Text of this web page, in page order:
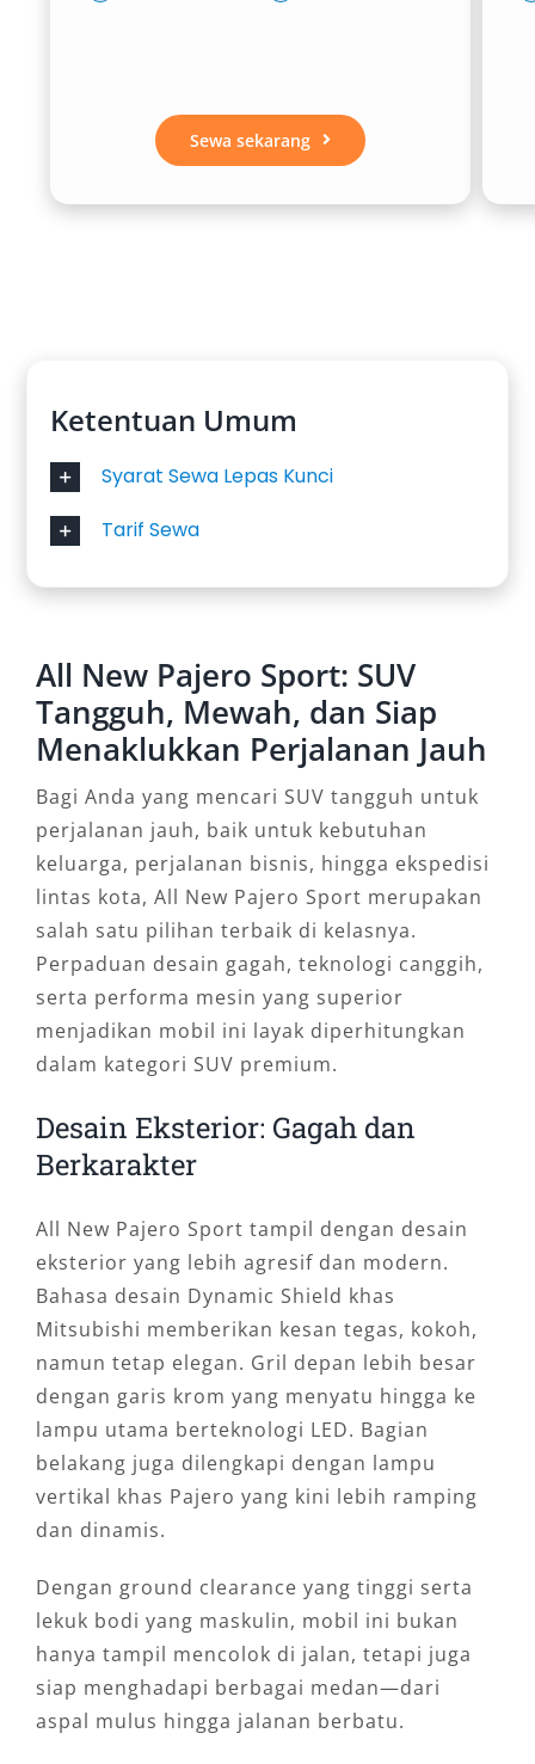
Sewa sekarang
Ketentuan Umum
Syarat Sewa Lepas Kunci
Tarif Sewa
All New Pajero Sport: SUV
Tangguh, Mewah, dan Siap
Menaklukkan Perjalanan Jauh
Bagi Anda yang mencari SUV tangguh untuk
perjalanan jauh, baik untuk kebutuhan
keluarga, perjalanan bisnis, hingga ekspedisi
lintas kota, All New Pajero Sport merupakan
salah satu pilihan terbaik di kelasnya.
Perpaduan desain gagah, teknologi canggih,
serta performa mesin yang superior
menjadikan mobil ini layak diperhitungkan
dalam kategori SUV premium.
Desain Eksterior: Gagah dan
Berkarakter
All New Pajero Sport tampil dengan desain
eksterior yang lebih agresif dan modern.
Bahasa desain Dynamic Shield khas
Mitsubishi memberikan kesan tegas, kokoh,
namun tetap elegan. Gril depan lebih besar
dengan garis krom yang menyatu hingga ke
lampu utama berteknologi LED. Bagian
belakang juga dilengkapi dengan lampu
vertikal khas Pajero yang kini lebih ramping
dan dinamis.
Dengan ground clearance yang tinggi serta
lekuk bodi yang maskulin, mobil ini bukan
hanya tampil mencolok di jalan, tetapi juga
siap menghadapi berbagai medan—dari
aspal mulus hingga jalanan berbatu.